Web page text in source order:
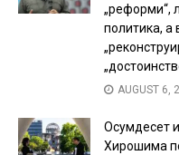
„реформи“,
политика, а
AUGUST 6,
Осумдесет
Хирошима